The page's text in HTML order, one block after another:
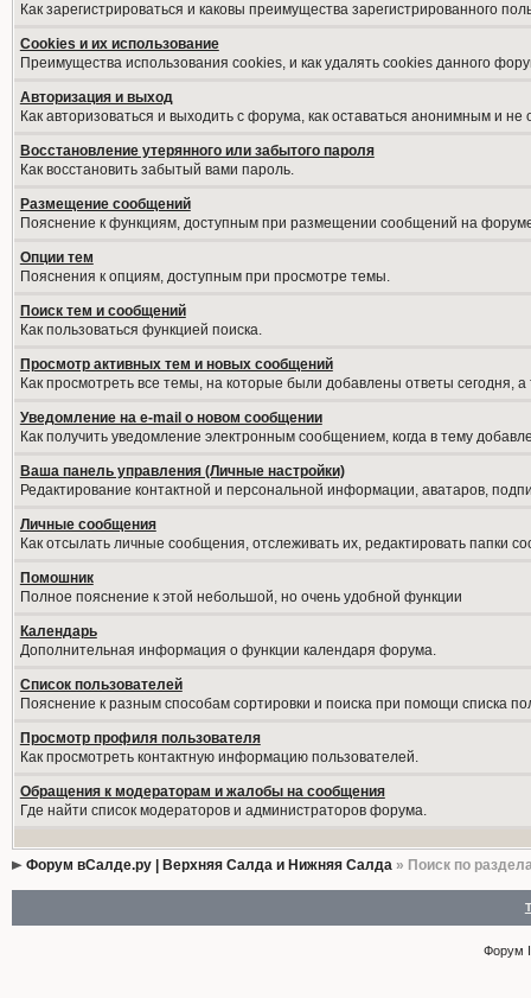
Как зарегистрироваться и каковы преимущества зарегистрированного
Cookies и их использование
Преимущества использования cookies, и как удалять cookies данного
Авторизация и выход
Как авторизоваться и выходить с форума, как оставаться анонимным и
Восстановление утерянного или забытого пароля
Как восстановить забытый вами пароль.
Размещение сообщений
Пояснение к функциям, доступным при размещении сообщений на
Опции тем
Пояснения к опциям, доступным при просмотре темы.
Поиск тем и сообщений
Как пользоваться функцией поиска.
Просмотр активных тем и новых сообщений
Как просмотреть все темы, на которые были добавлены ответы сегодня,
Уведомление на е-mail о новом сообщении
Как получить уведомление электронным сообщением, когда в тему
Ваша панель управления (Личные настройки)
Редактирование контактной и персональной информации, аватаров,
Личные сообщения
Как отсылать личные сообщения, отслеживать их, редактировать папки
Помошник
Полное пояснение к этой небольшой, но очень удобной функции
Календарь
Дополнительная информация о функции календаря форума.
Список пользователей
Пояснение к разным способам сортировки и поиска при помощи списка
Просмотр профиля пользователя
Как просмотреть контактную информацию пользователей.
Обращения к модераторам и жалобы на сообщения
Где найти список модераторов и администраторов форума.
Форум вСалде.ру | Верхняя Салда и Нижняя Салда» Поиск по
Форум